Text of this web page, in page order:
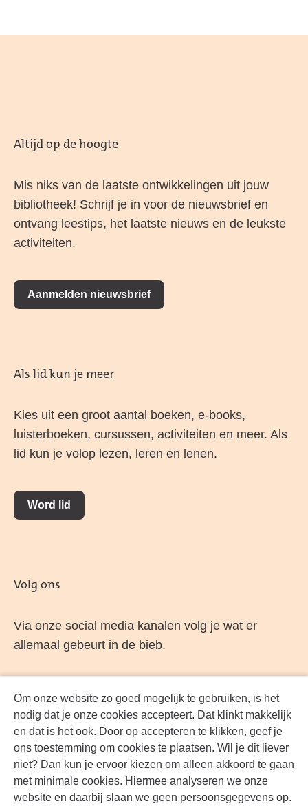
Om onze website zo goed mogelijk te gebruiken, is het
nodig dat je onze cookies accepteert. Dat klinkt makkelijk
en dat is het ook. Door op accepteren te klikken, geef je
ons toestemming om cookies te plaatsen. Wil je dit liever
niet? Dan kun je ervoor kiezen om alleen akkoord te gaan
met minimale cookies. Hiermee analyseren we onze
website en daarbij slaan we geen persoonsgegevens op.
Altijd op de hoogte
Mis niks van de laatste ontwikkelingen uit jouw
bibliotheek! Schrijf je in voor de nieuwsbrief en
ontvang leestips, het laatste nieuws en de leukste
activiteiten.
Aanmelden nieuwsbrief
Als lid kun je meer
Kies uit een groot aantal boeken, e-books,
luisterboeken, cursussen, activiteiten en meer. Als
lid kun je volop lezen, leren en lenen.
Word lid
Volg ons
Via onze social media kanalen volg je wat er
allemaal gebeurt in de bieb.
FacebookLinkedInInstagramYouTube